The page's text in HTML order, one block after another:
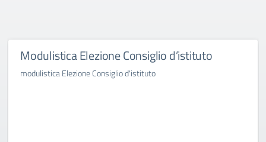
Modulistica Elezione Consiglio d’istituto
modulistica Elezione Consiglio d'istituto